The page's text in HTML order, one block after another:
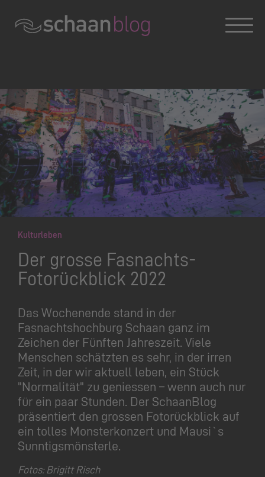
Kulturleben
Der grosse Fasnachts-
Fotorückblick 2022
Das Wochenende stand in der
Fasnachtshochburg Schaan ganz im
Zeichen der Fünften Jahreszeit. Viele
Menschen schätzten es sehr, in der irren
Zeit, in der wir aktuell leben, ein Stück
"Normalität" zu geniessen – wenn auch nur
für ein paar Stunden. Der SchaanBlog
präsentiert den grossen Fotorückblick auf
ein tolles Monsterkonzert und Mausi`s
Sunntigsmönsterle.
Fotos: Brigitt Risch